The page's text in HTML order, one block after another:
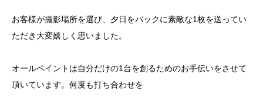
お客様が撮影場所を選び、夕日をバックに素敵な1枚を送ってい
ただき大変嬉しく思いました。
オールペイントは自分だけの1台を創るためのお手伝いをさせて
頂いています。何度も打ち合わせを